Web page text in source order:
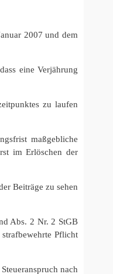
2007 und dem
eine Verjährung
zu laufen
maßgebliche
im Erlöschen der
Beiträge zu sehen
Abs. 2 Nr. 2 StGB
Pflicht
nach